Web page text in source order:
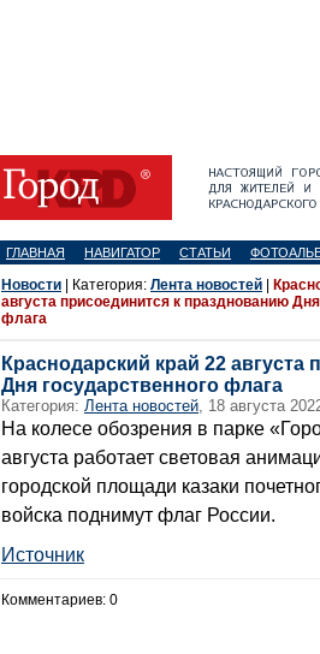
ГЛАВНАЯ НАВИГАТОР СТАТЬИ
Новости | Категория: Лента новостей
августа присоединится к празднованию
флага
Краснодарский край 22
Дня государственного флага
Категория: Лента новостей, 18 августа
На колесе обозрения в парке
августа работает световая
городской площади казаки
войска поднимут флаг России.
Источник
Комментариев: 0